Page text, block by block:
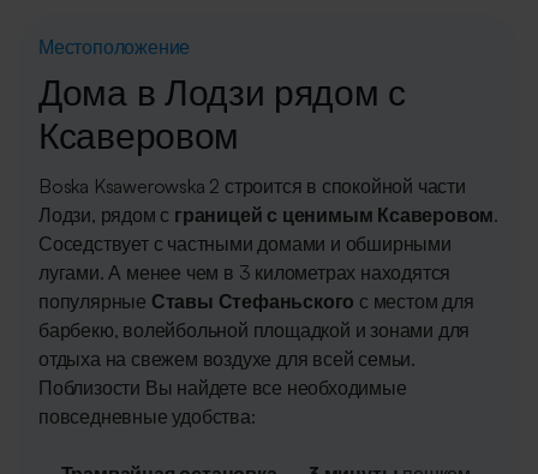
Местоположение
Дома в Лодзи рядом с
Ксаверовом
Boska Ksawerowska 2 строится в спокойной части
Лодзи, рядом с границей с ценимым Ксаверовом.
Соседствует с частными домами и обширными
лугами. А менее чем в 3 километрах находятся
популярные Ставы Стефаньского с местом для
барбекю, волейбольной площадкой и зонами для
отдыха на свежем воздухе для всей семьи.
Поблизости Вы найдете все необходимые
повседневные удобства: